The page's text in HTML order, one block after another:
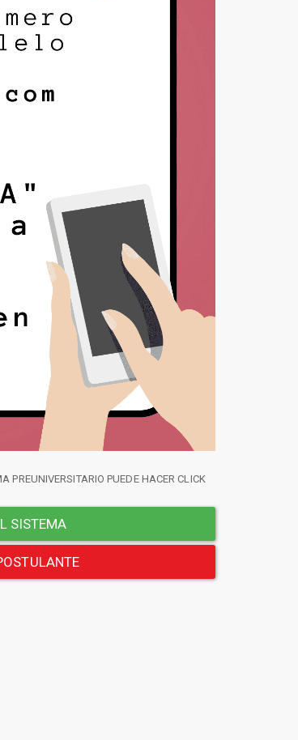
PREUNIVERSITARIO PUEDE HACER CLICK
SISTEMA